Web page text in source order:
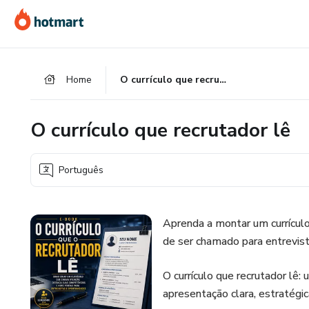
para
o
para
o
para
o
Home O currículo que recrutador lê
O currículo que recrutador lê
Português
Aprenda a montar um
de ser chamado para
O currículo que recrutador lê:
apresentação clara,